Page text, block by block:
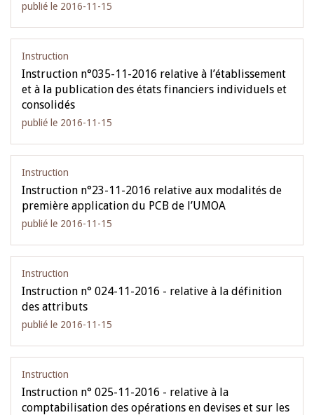
publié le 2016-11-15
Instruction
Instruction n°035-11-2016 relative à l’établissement
et à la publication des états financiers individuels et
consolidés
publié le 2016-11-15
Instruction
Instruction n°23-11-2016 relative aux modalités de
première application du PCB de l’UMOA
publié le 2016-11-15
Instruction
Instruction n° 024-11-2016 - relative à la définition
des attributs
publié le 2016-11-15
Instruction
Instruction n° 025-11-2016 - relative à la
comptabilisation des opérations en devises et sur les